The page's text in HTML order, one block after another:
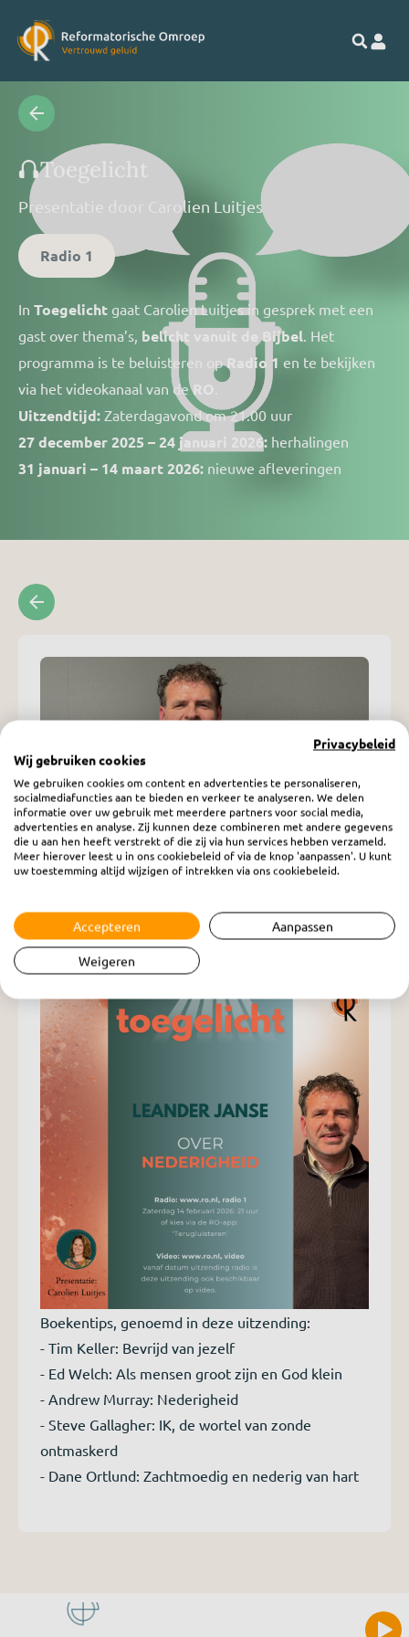
Toegelicht
Presentatie door Carolien Luitjes
Radio 1
In Toegelicht gaat Carolien Luitjes in gesprek met een
gast over thema’s, belicht vanuit de Bijbel. Het
programma is te beluisteren opRadio 1 en te bekijken
via het videokanaal van deRO
Uitzendtijd: Zaterdagavond om 21.00 uur
27 december 2025 – 24 januari 2026: herhalingen
31 januari – 14 maart 2026: nieuwe afleveringen
Toegelicht: Leander Janse: Nederigheid
Boekentips, genoemd in deze uitzending:
- Tim Keller: Bevrijd van jezelf
- Ed Welch: Als mensen groot zijn en God klein
- Andrew Murray: Nederigheid
- Steve Gallagher: IK, de wortel van zonde
ontmaskerd
- Dane Ortlund: Zachtmoedig en nederig van hart
Privacybeleid
Wij gebruiken cookies
We gebruiken cookies om content en advertenties te personaliseren,
socialmediafuncties aan te bieden en verkeer te analyseren. We delen
informatie over uw gebruik met meerdere partners voor social media,
advertenties en analyse. Zij kunnen deze combineren met andere gegevens
die u aan hen heeft verstrekt of die zij via hun services hebben verzameld.
Meer hierover leest u in ons cookiebeleid of via de knop 'aanpassen'. U kunt
uw toestemming altijd wijzigen of intrekken via ons cookiebeleid.
Accepteren Aanpassen
Weigeren